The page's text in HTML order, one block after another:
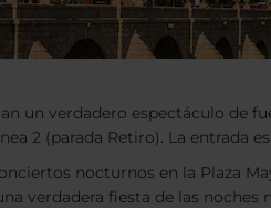
un verdadero espectáculo de
2 (parada Retiro). La entrada
nocturnos en la Plaza
verdadera fiesta de las